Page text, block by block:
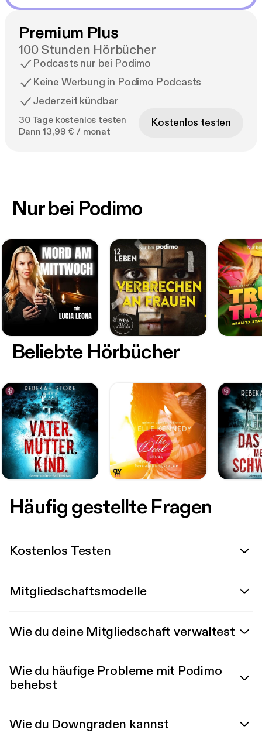
Premium Plus
100 Stunden Hörbücher
Podcasts nur bei Podimo
Keine Werbung in Podimo Podcasts
Jederzeit kündbar
30 Tage kostenlos testen
Dann 13,99 € / monat
Kostenlos testen
Nur bei Podimo
Beliebte Hörbücher
Häufig gestellte Fragen
Kostenlos Testen
Mitgliedschaftsmodelle
Wie du deine Mitgliedschaft verwaltest
Wie du häufige Probleme mit Podimo
behebst
Wie du Downgraden kannst